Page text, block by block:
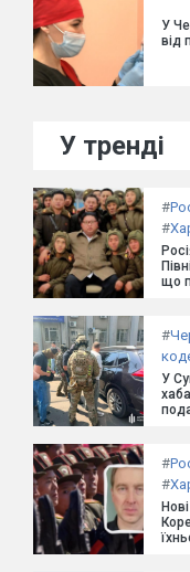
У
від
У тренді
#
#
що
#
У
#
#